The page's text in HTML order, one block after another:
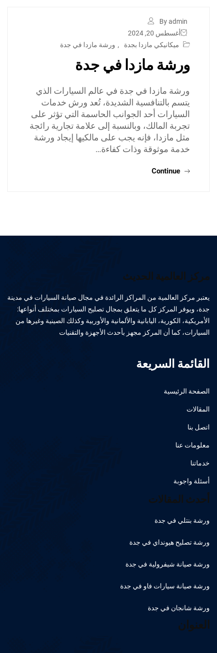
By admin
أغسطس 20, 2024
ميكانيكي مازدا بجدة
, ورشة مازدا في جدة
ورشة مازدا في جدة
ورشة مازدا في جدة في عالم السيارات الذي
يتسم بالتنافسية الشديدة، تُعد ورش خدمات
السيارات أحد الجوانب الحاسمة التي تؤثر على
تجربة المالك، وبالنسبة إلى علامة تجارية رائجة
مثل مازدا، فإنه يجب على مالكيها إيجاد ورشة
خدمة موثوقة وذات كفاءة…
Continue
مركز العالمية الحديث
يعتبر مركز العالمية من المراكز الرائدة في مجال صيانة السيارات في مدينة
جدة، ويوفر المركز كل ما يتعلق بمجال تصليح السيارات بمختلف أنواعها:
الأمريكية، الكورية، اليابانية والألمانية والأوربية وكذلك الصينية وغيرها من
السيارات، كما أن المركز مجهز بأحدث الأجهزة والتقنيات
القائمة السريعة
الصفحة الرئيسية
المقالات
اتصل بنا
معلومات عنا
خدماتنا
أسئلة واجوبة
أحدث المقالات
ورشة بنتلي في جدة
ورشة تصليح هيونداي في جدة
ورشة صيانة شيفرولية في جدة
ورشة صيانة سيارات فاو في جدة
ورشة شانجان في جدة
العنوان